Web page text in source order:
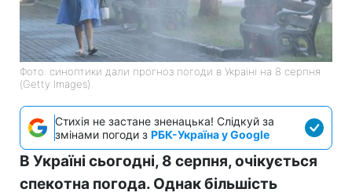
Фото: синоптики дали прогноз погоди в Україні на 8 серпня
(Getty Images)
Стихія не застане зненацька! Слідкуй за
змінами погоди з РБК-Україна у Google
В Україні сьогодні, 8 серпня, очікується
спекотна погода. Однак більшість